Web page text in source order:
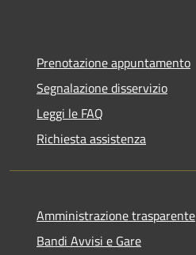
Prenotazione appuntamento
Segnalazione disservizio
Leggi le FAQ
Richiesta assistenza
Amministrazione trasparente
Bandi Avvisi e Gare